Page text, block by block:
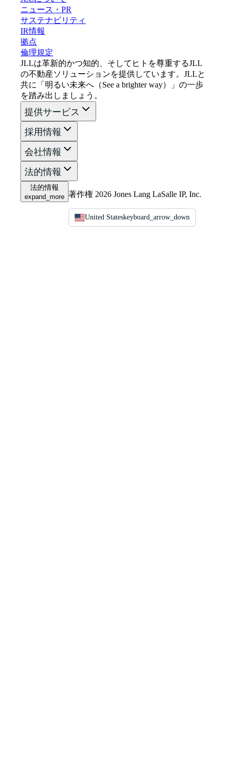
ニュース・PR
サステナビリティ
IR情報
拠点
倫理規定
JLLは革新的かつ知的、そしてヒトを尊重するJLL
の不動産ソリューションを提供しています。JLLと
共に「明るい未来へ（See a brighter way）」の一歩
を踏み出しましょう。
提供サービス
採用情報
会社情報
法的情報
法的情報
expand_more 著作権 2026 Jones Lang LaSalle IP, Inc.
United Stateskeyboard_arrow_down